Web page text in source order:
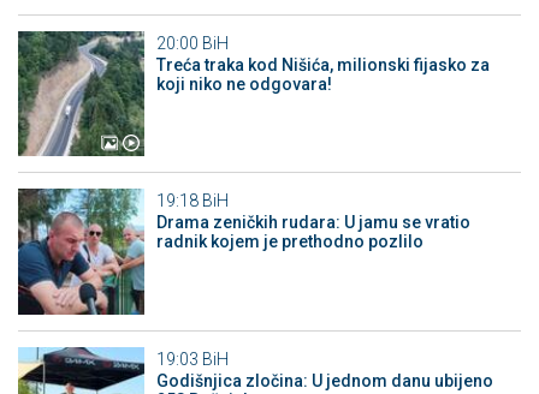
20:00 BiH
Treća traka kod Nišića, milionski fijasko za
koji niko ne odgovara!
19:18 BiH
Drama zeničkih rudara: U jamu se vratio
radnik kojem je prethodno pozlilo
19:03 BiH
Godišnjica zločina: U jednom danu ubijeno